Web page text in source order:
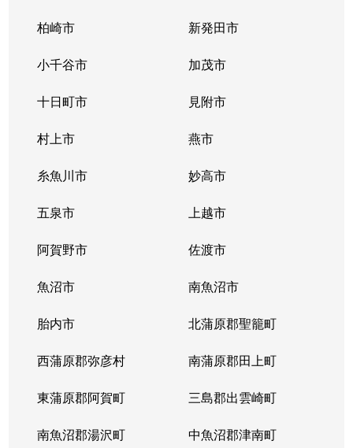
柏崎市 新発田市
小千谷市 加茂市
十日町市 見附市
村上市 燕市
糸魚川市 妙高市
五泉市 上越市
阿賀野市 佐渡市
魚沼市 南魚沼市
胎内市 北蒲原郡聖籠町
西蒲原郡弥彦村 南蒲原郡田上町
東蒲原郡阿賀町 三島郡出雲崎町
南魚沼郡湯沢町 中魚沼郡津南町